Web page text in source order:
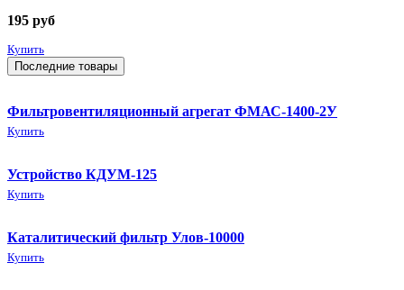
195 руб
Купить
Последние товары
Фильтровентиляционный агрегат ФМАС-1400-2У
Купить
Устройство КДУМ-125
Купить
Каталитический фильтр Улов-10000
Купить